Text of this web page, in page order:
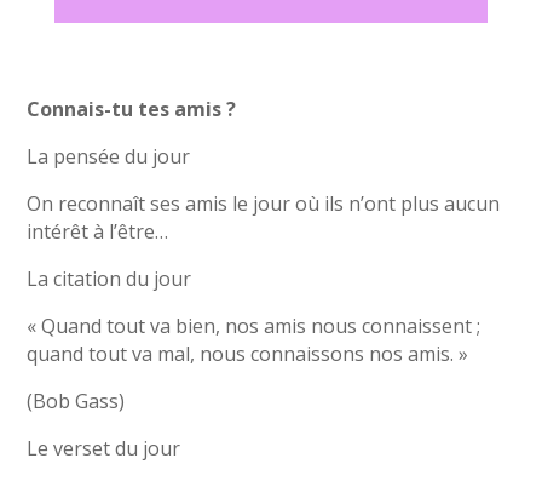
Connais-tu tes amis ?
La pensée du jour
On reconnaît ses amis le jour où ils n’ont plus aucun
intérêt à l’être…
La citation du jour
« Quand tout va bien, nos amis nous connaissent ;
quand tout va mal, nous connaissons nos amis. »
(Bob Gass)
Le verset du jour